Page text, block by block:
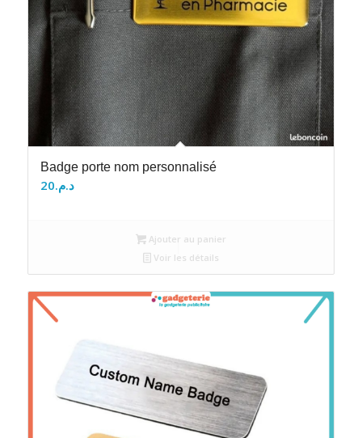
Badge porte nom personnalisé
د.م.20
Ajouter au panier
Voir les détails